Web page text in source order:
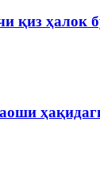
қиз ҳалок